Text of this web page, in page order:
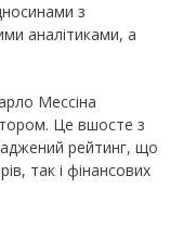
з
аналітиками, а
Мессіна
Це вшосте з
рейтинг, що
так і фінансових